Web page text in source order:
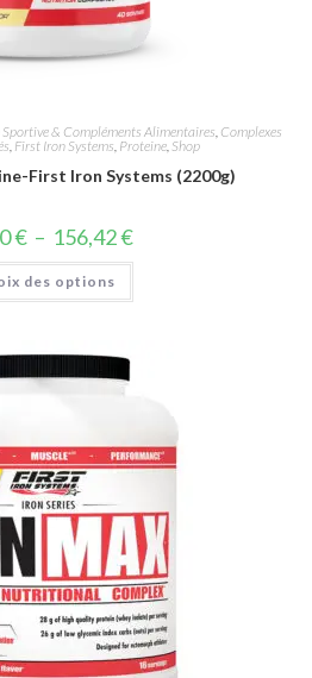
& Compléments Alimentaires Complexes
, First Iron Systems Proteine Shop
First Iron Systems (2200g)
€ – 156,42€
des options